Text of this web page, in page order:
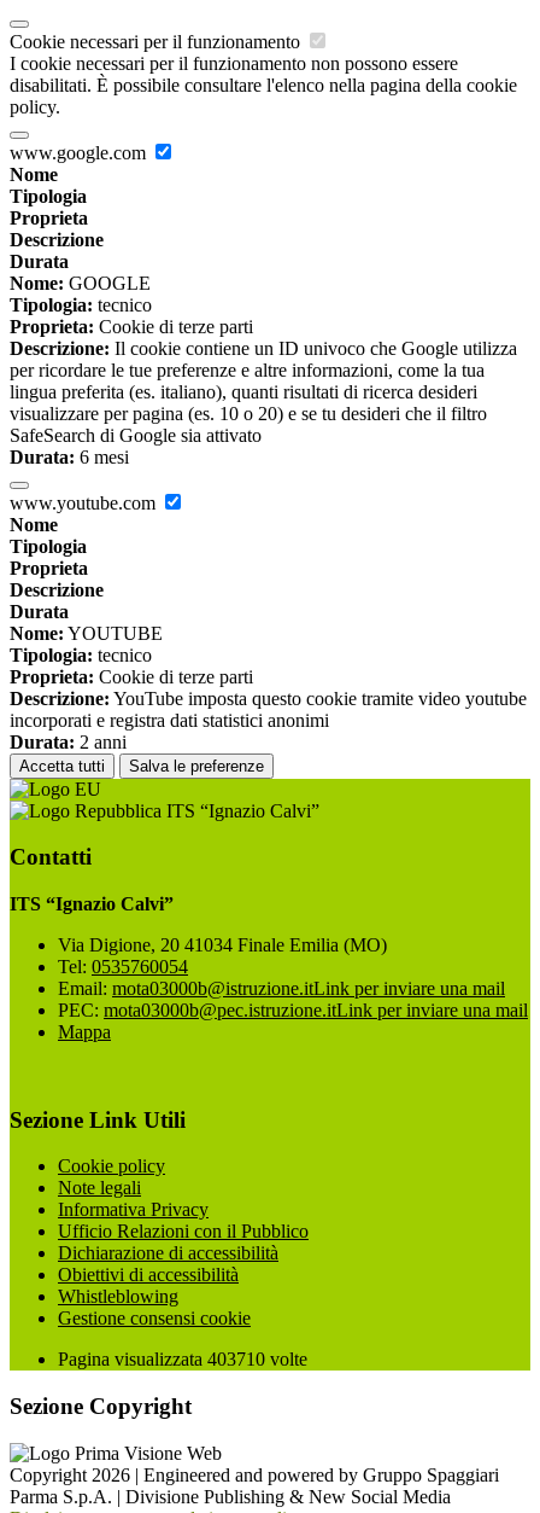
Cookie necessari per il funzionamento
I cookie necessari per il funzionamento non possono essere
disabilitati. È possibile consultare l'elenco nella pagina della cookie
policy.
www.google.com
Nome
Tipologia
Proprieta
Descrizione
Durata
Nome: GOOGLE
Tipologia: tecnico
Proprieta: Cookie di terze parti
Descrizione: Il cookie contiene un ID univoco che Google utilizza
per ricordare le tue preferenze e altre informazioni, come la tua
lingua preferita (es. italiano), quanti risultati di ricerca desideri
visualizzare per pagina (es. 10 o 20) e se tu desideri che il filtro
SafeSearch di Google sia attivato
Durata: 6 mesi
www.youtube.com
Nome
Tipologia
Proprieta
Descrizione
Durata
Nome: YOUTUBE
Tipologia: tecnico
Proprieta: Cookie di terze parti
Descrizione: YouTube imposta questo cookie tramite video youtube
incorporati e registra dati statistici anonimi
Durata: 2 anni
Accetta tutti Salva le preferenze
ITS “Ignazio Calvi”
Contatti
ITS “Ignazio Calvi”
Via Digione, 20 41034 Finale Emilia (MO)
Tel: 0535760054
Email: mota03000b@istruzione.itLink per inviare una mail
PEC: mota03000b@pec.istruzione.itLink per inviare una mail
Mappa
Sezione Link Utili
Cookie policy
Note legali
Informativa Privacy
Ufficio Relazioni con il Pubblico
Dichiarazione di accessibilità
Obiettivi di accessibilità
Whistleblowing
Gestione consensi cookie
Pagina visualizzata 403710 volte
Sezione Copyright
Copyright 2026 | Engineered and powered by Gruppo Spaggiari
Parma S.p.A. | Divisione Publishing & New Social Media